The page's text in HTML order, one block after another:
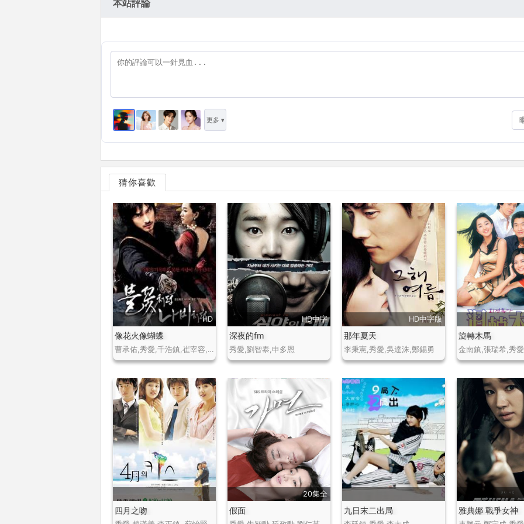
本站評論
更多 ▾
猜你喜歡
HD
像花火像蝴蝶
曹承佑,秀愛,千浩鎮,崔宰容,金英民
HD中字
深夜的fm
秀愛,劉智泰,申多恩
HD中字版
那年夏天
李秉憲,秀愛,吳達洙,鄭錫勇
旋轉木馬
四月之吻
20集全
假面 九日末二出局 雅典娜 戰爭女神